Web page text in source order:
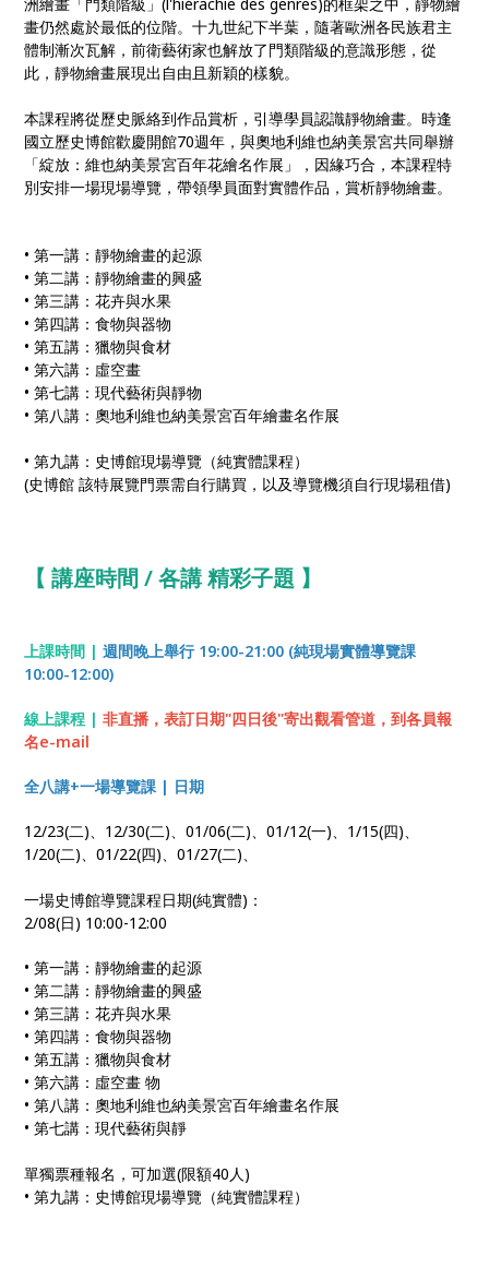
洲繪畫「門類階級」(l'hiérachie des genres)的框架之中，靜物繪
畫仍然處於最低的位階。十九世紀下半葉，隨著歐洲各民族君主
體制漸次瓦解，前衛藝術家也解放了門類階級的意識形態，從
此，靜物繪畫展現出自由且新穎的樣貌。
本課程將從歷史脈絡到作品賞析，引導學員認識靜物繪畫。時逢
國立歷史博館歡慶開館70週年，與奧地利維也納美景宮共同舉辦
「綻放：維也納美景宮百年花繪名作展」，因緣巧合，本課程特
別安排一場現場導覽，帶領學員面對實體作品，賞析靜物繪畫。
• 第一講：靜物繪畫的起源
• 第二講：靜物繪畫的興盛
• 第三講：花卉與水果
• 第四講：食物與器物
• 第五講：獵物與食材
• 第六講：虛空畫
• 第七講：現代藝術與靜物
• 第八講：奧地利維也納美景宮百年繪畫名作展
• 第九講：史博館現場導覽（純實體課程）
(史博館 該特展覽門票需自行購買，以及導覽機須自行現場租借)
【 講座時間 / 各講 精彩子題 】
上課時間 |週間晚上舉行 19:00-21:00 (純現場實體導覽課
10:00-12:00)
線上課程 |非直播，表訂日期"四日後"寄出觀看管道，到各員報
名e-mail
全八講+一場導覽課 | 日期
12/23(二)、12/30(二)、01/06(二)、01/12(一)、1/15(四)、
1/20(二)、01/22(四)、01/27(二)、
一場史博館導覽課程日期(純實體)：
2/08(日) 10:00-12:00
• 第一講：靜物繪畫的起源
• 第二講：靜物繪畫的興盛
• 第三講：花卉與水果
• 第四講：食物與器物
• 第五講：獵物與食材
• 第六講：虛空畫 物
• 第八講：奧地利維也納美景宮百年繪畫名作展
• 第七講：現代藝術與靜
單獨票種報名，可加選(限額40人)
• 第九講：史博館現場導覽（純實體課程）